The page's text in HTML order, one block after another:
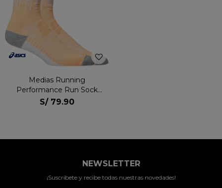
Medias Running
Performance Run Sock
Crew Unisex
S/ 79.90
NEWSLETTER
¡Suscríbete y recibe todas nuestras novedades!